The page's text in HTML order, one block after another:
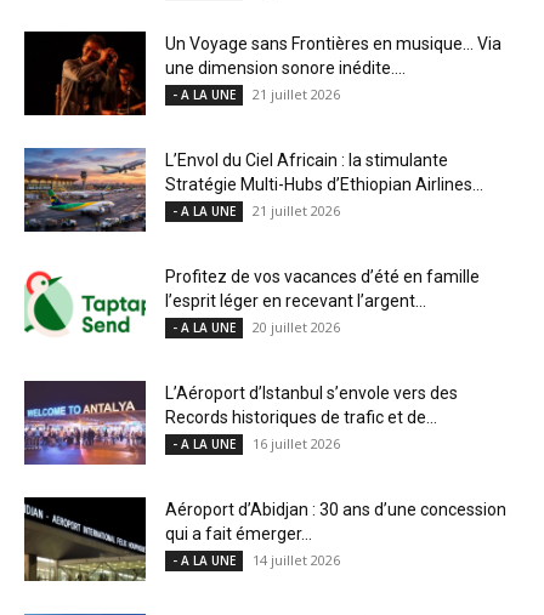
Un Voyage sans Frontières en musique… Via
une dimension sonore inédite....
- A LA UNE 21 juillet 2026
L’Envol du Ciel Africain : la stimulante
Stratégie Multi-Hubs d’Ethiopian Airlines...
- A LA UNE 21 juillet 2026
Profitez de vos vacances d’été en famille
l’esprit léger en recevant l’argent...
- A LA UNE 20 juillet 2026
L’Aéroport d’Istanbul s’envole vers des
Records historiques de trafic et de...
- A LA UNE 16 juillet 2026
Aéroport d’Abidjan : 30 ans d’une concession
qui a fait émerger...
- A LA UNE 14 juillet 2026